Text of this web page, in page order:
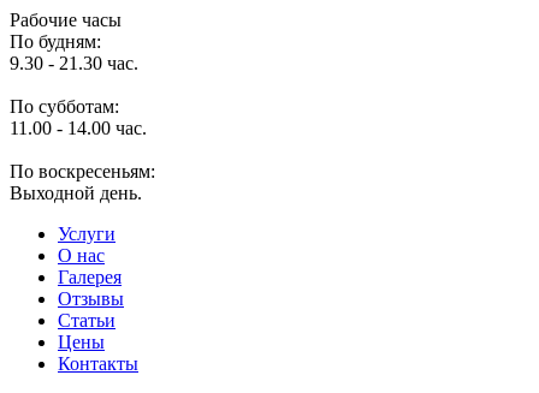
Рабочие часы
По будням:
9.30 - 21.30 час.
По субботам:
11.00 - 14.00 час.
По воскресеньям:
Выходной день.
Услуги
O нас
Галерея
Отзывы
Статьи
Цены
Контакты